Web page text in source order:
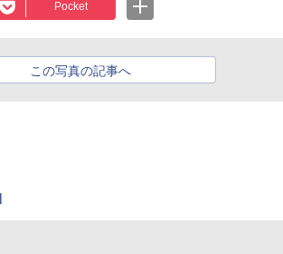
Pocket
この写真の記事へ